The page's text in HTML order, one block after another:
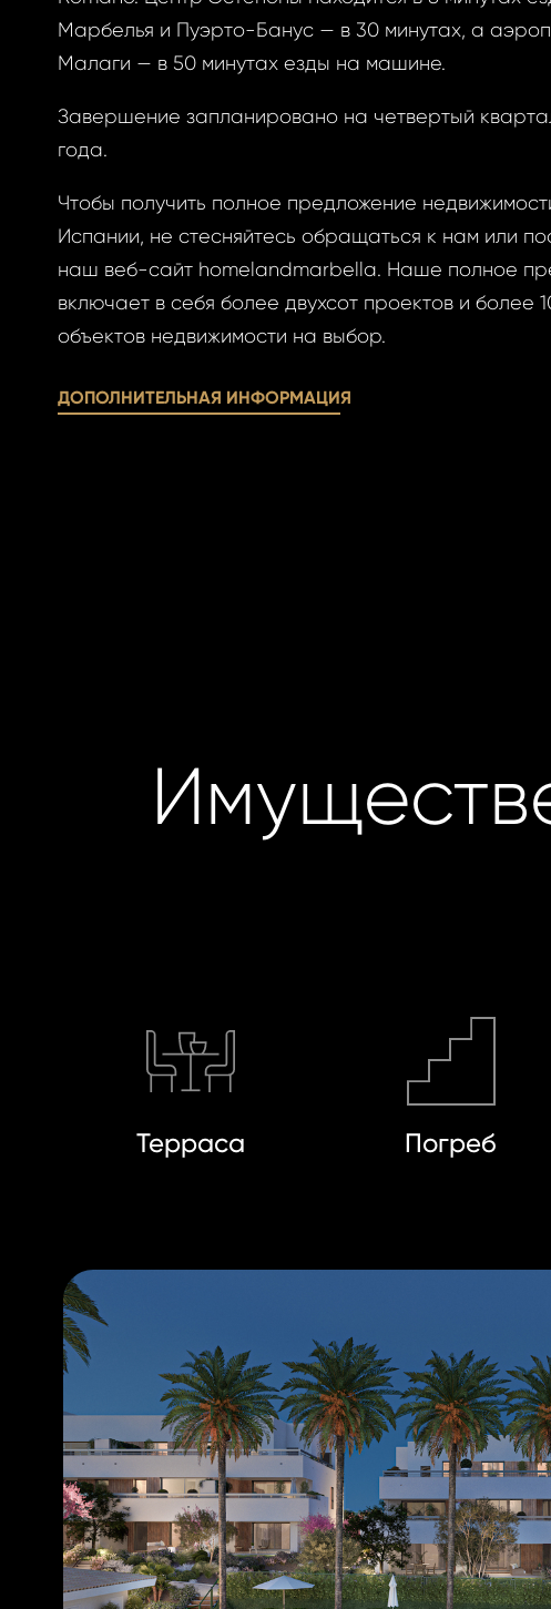
Марбелья и Пуэрто-Банус — в 30 минутах, а
Малаги — в 50 минутах езды на машине.
Завершение запланировано на четвертый
года.
Чтобы получить полное предложение
Испании, не стесняйтесь обращаться к нам или
наш веб-сайт homelandmarbella. Наше полное
включает в себя более двухсот проектов и более
объектов недвижимости на выбор.
ДОПОЛНИТЕЛЬНАЯ ИНФОРМАЦИЯ
Терраса Погреб
ПОЧТЕ
ссылку на
пароль.